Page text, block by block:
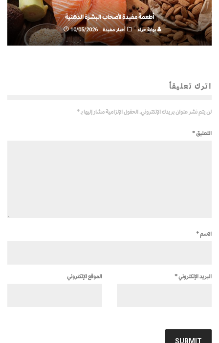
أطعمة مفيدة لأصحاب البشرة الدهنية
بوابة حراء أخبار مفيدة 10/05/2026
اترك تعليقاً
لن يتم نشر عنوان بريدك الإلكتروني. الحقول الإلزامية مشار إليها بـ*
التعليق*
الاسم*
البريد الإلكتروني* الموقع الإلكتروني